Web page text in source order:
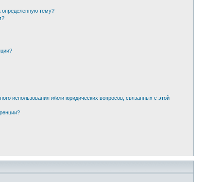
определённую тему?
использования и/или юридических вопросов, связанных с этой